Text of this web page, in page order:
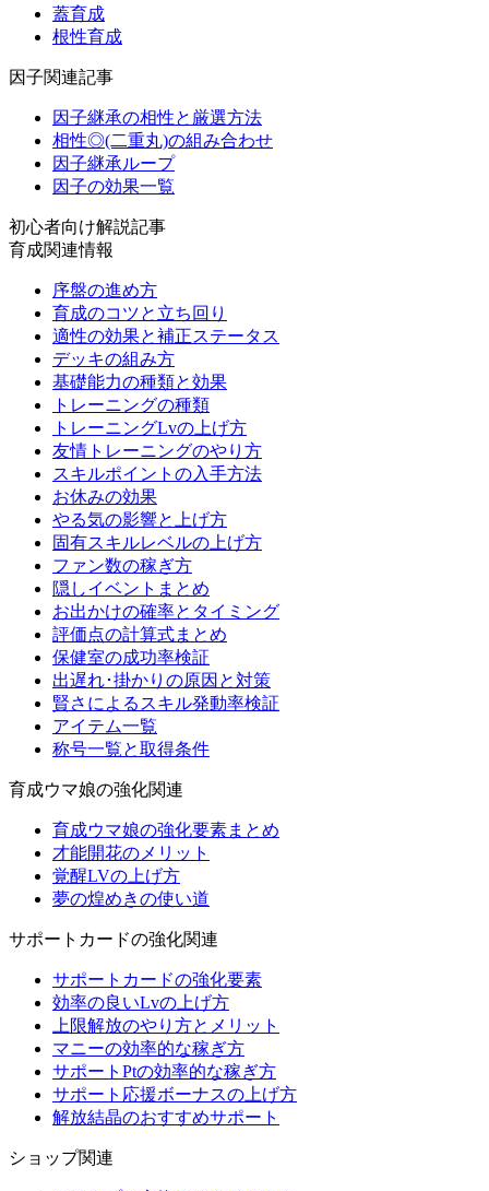
蓋育成
根性育成
因子関連記事
因子継承の相性と厳選方法
相性◎(二重丸)の組み合わせ
因子継承ループ
因子の効果一覧
初心者向け解説記事
育成関連情報
序盤の進め方
育成のコツと立ち回り
適性の効果と補正ステータス
デッキの組み方
基礎能力の種類と効果
トレーニングの種類
トレーニングLvの上げ方
友情トレーニングのやり方
スキルポイントの入手方法
お休みの効果
やる気の影響と上げ方
固有スキルレベルの上げ方
ファン数の稼ぎ方
隠しイベントまとめ
お出かけの確率とタイミング
評価点の計算式まとめ
保健室の成功率検証
出遅れ･掛かりの原因と対策
賢さによるスキル発動率検証
アイテム一覧
称号一覧と取得条件
育成ウマ娘の強化関連
育成ウマ娘の強化要素まとめ
才能開花のメリット
覚醒LVの上げ方
夢の煌めきの使い道
サポートカードの強化関連
サポートカードの強化要素
効率の良いLvの上げ方
上限解放のやり方とメリット
マニーの効率的な稼ぎ方
サポートPtの効率的な稼ぎ方
サポート応援ボーナスの上げ方
解放結晶のおすすめサポート
ショップ関連